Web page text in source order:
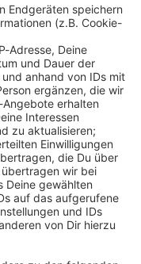
kostenlosen
Ob Nachrichten,